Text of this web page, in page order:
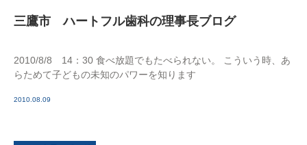
三鷹市 ハートフル歯科の理事長ブログ
2010/8/8 14：30 食べ放題でもたべられない。 こういう時、あ
らためて子どもの未知のパワーを知ります
2010.08.09